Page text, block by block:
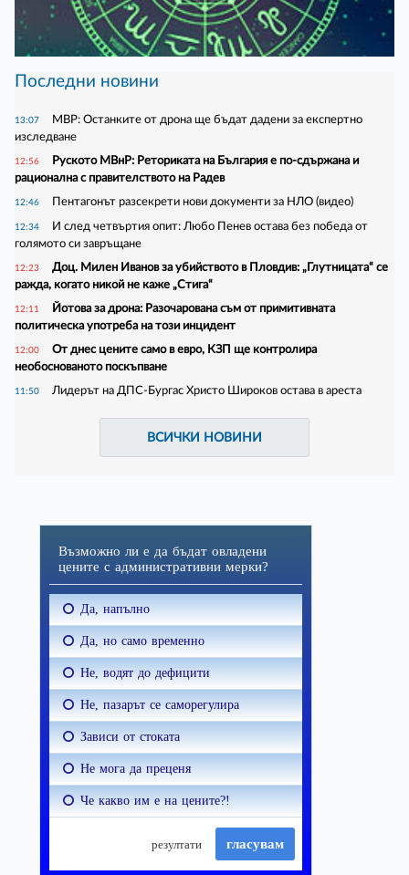
Последни новини
13:07
МВР: Останките от дрона ще бъдат дадени за експертно
изследване
12:56
Руското МВнР: Реториката на България е по-сдържана и
рационална с правителството на Радев
12:46 Пентагонът разсекрети нови документи за НЛО (видео)
12:34
И след четвъртия опит: Любо Пенев остава без победа от
голямото си завръщане
12:23
Доц. Милен Иванов за убийството в Пловдив: „Глутницата“ се
ражда, когато никой не каже „Стига“
12:11
Йотова за дрона: Разочарована съм от примитивната
политическа употреба на този инцидент
12:00
От днес цените само в евро, КЗП ще контролира
необоснованото поскъпване
11:50 Лидерът на ДПС-Бургас Христо Широков остава в ареста
ВСИЧКИ НОВИНИ